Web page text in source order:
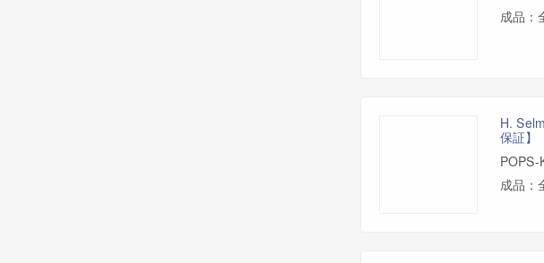
成品：
H.
保証】
POPS-
成品：